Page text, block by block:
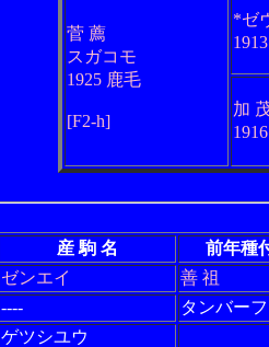
菅 薦
スガコモ
1925 鹿毛
[F2-h]
*ゼ
加
産 駒 名
前年種
ゼンエイ
善 祖
----
タンバーフ
ゲツシユウ